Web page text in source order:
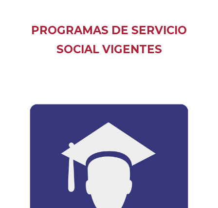
PROGRAMAS DE SERVICIO
SOCIAL VIGENTES